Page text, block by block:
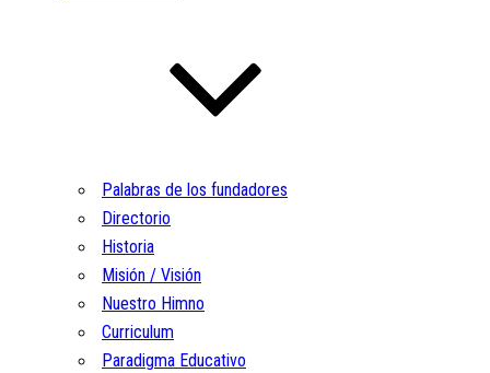
Palabras de los fundadores
Directorio
Historia
Misión / Visión
Nuestro Himno
Curriculum
Paradigma Educativo